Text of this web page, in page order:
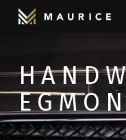
Skip
content